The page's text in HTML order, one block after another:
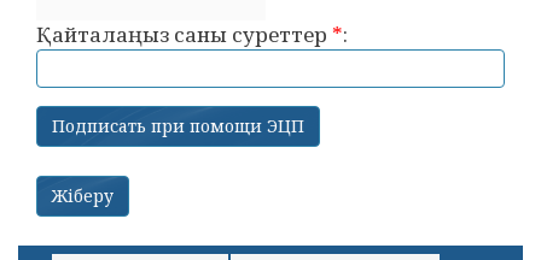
Қайталаңыз саны суреттер *: